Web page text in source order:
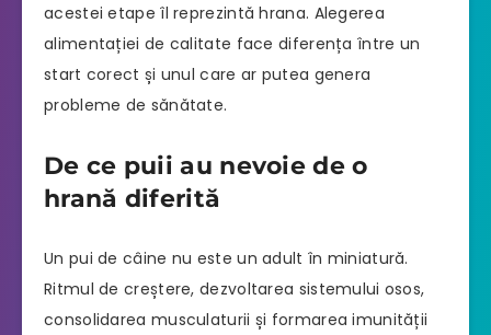
acestei etape îl reprezintă hrana. Alegerea
alimentației de calitate face diferența între un
start corect și unul care ar putea genera
probleme de sănătate.
De ce puii au nevoie de o
hrană diferită
Un pui de câine nu este un adult în miniatură.
Ritmul de creștere, dezvoltarea sistemului osos,
consolidarea musculaturii și formarea imunității